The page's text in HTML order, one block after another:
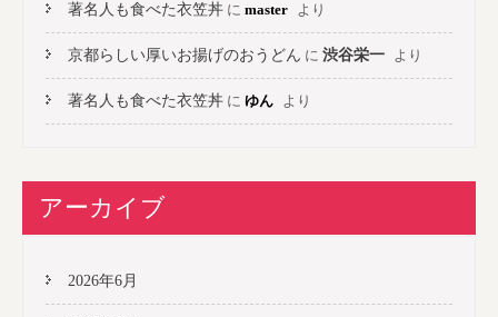
著名人も食べた衣笠丼 に master より
京都らしい厚いお揚げのおうどん に 渋谷栄一 より
著名人も食べた衣笠丼 に ゆん より
アーカイブ
2026年6月